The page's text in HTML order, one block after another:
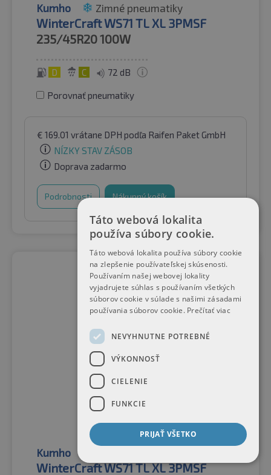
Kumho Zimné pneumatiky
WinterCraft WS71 TL XL 3PMSF
235/45R20100W
D C 72 dB
Porovnať pneumatiky
€ 169.01 vrátane DPH podľa Raifen Paket GmbH
NÍZKY STAV ZÁSOB
Doprava zadarmo
Podrobnosti Nákupný košík
Kumho
WinterCraft WS71 TL XL 3PMSF
Táto webová lokalita
používa súbory cookie.
Táto webová lokalita používa súbory cookie
na zlepšenie používateľskej skúsenosti.
Používaním našej webovej lokality
vyjadrujete súhlas s používaním všetkých
súborov cookie v súlade s našimi zásadami
používania súborov cookie. Prečítať viac
NEVYHNUTNE POTREBNÉ
VÝKONNOSŤ
CIELENIE
FUNKCIE
PRIJAŤ VŠETKO